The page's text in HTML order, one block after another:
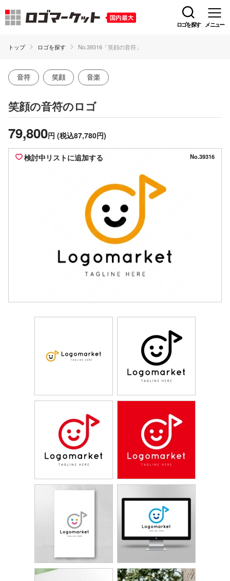
ロゴを探す メニュー
トップ ロゴを探す No.39316「笑顔の音符」
音符 笑顔 音楽
笑顔の音符のロゴ
79,800円 (税込87,780円)
検討中リストに追加する No.39316